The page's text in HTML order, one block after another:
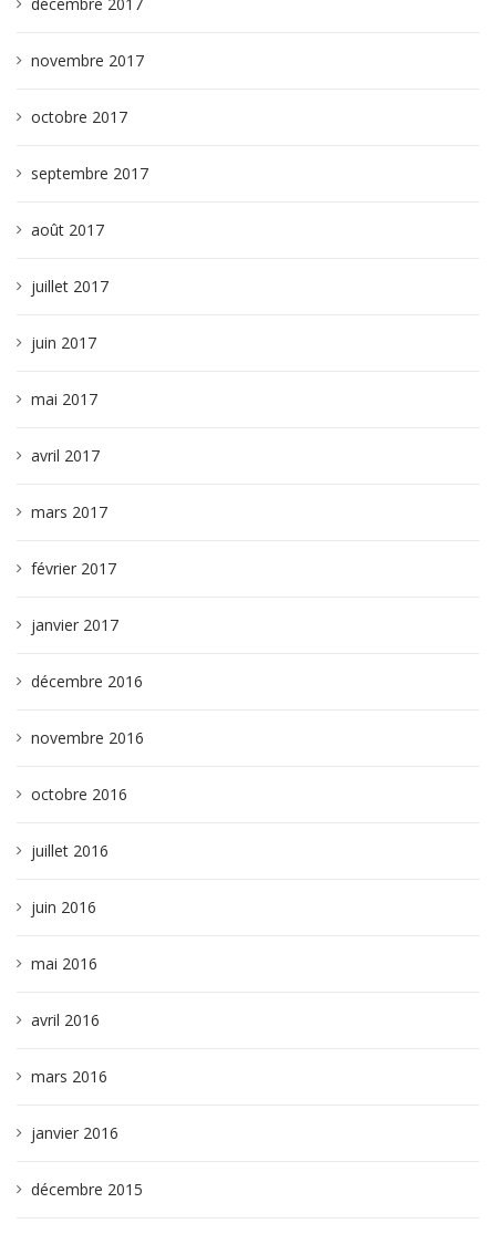
novembre 2017
octobre 2017
septembre 2017
août 2017
juillet 2017
juin 2017
mai 2017
avril 2017
mars 2017
février 2017
janvier 2017
décembre 2016
novembre 2016
octobre 2016
juillet 2016
juin 2016
mai 2016
avril 2016
mars 2016
janvier 2016
décembre 2015